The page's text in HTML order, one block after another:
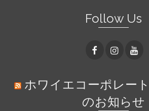
Follow Us
ホワイエコーポレー
のお知らせ